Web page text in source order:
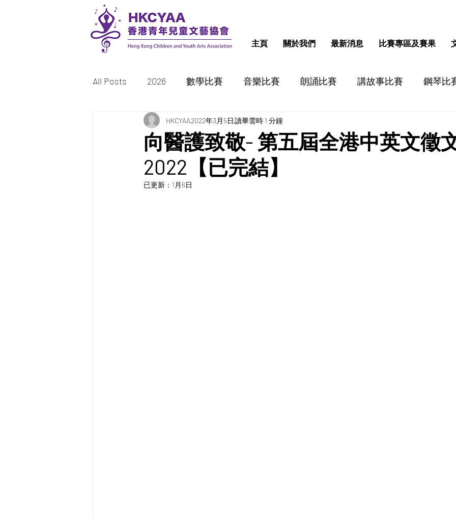
主頁 關於我們 最新消息 比賽專區及賽果
All Posts 2026 數學比賽 音樂比賽 朗誦比賽 講故事比賽 鋼琴比
書法比賽 繪畫/填色比賽 跳舞比賽
2022
向醫護致敬- 第五屆全港中英文徵
2022【已完結】
HKCYAA2022年3月5日讀畢需時 1 分鐘
已更新： 1月6日